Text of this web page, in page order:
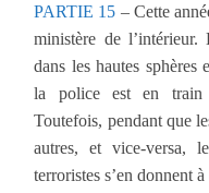
PARTIE 15 – Cette
ministère de
dans les hautes
la police est en train
Toutefois, pendant que
autres, et vice-versa,
terroristes s’en donnent